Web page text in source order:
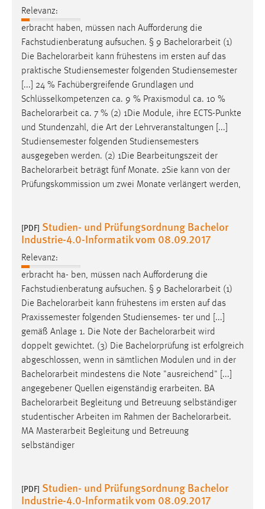
Relevanz:
erbracht haben, müssen nach Aufforderung die
Fachstudienberatung aufsuchen. § 9 Bachelorarbeit (1)
Die Bachelorarbeit kann frühestens im ersten auf das
praktische Studiensemester folgenden Studiensemester
[...] 24 % Fachübergreifende Grundlagen und
Schlüsselkompetenzen ca. 9 % Praxismodul ca. 10 %
Bachelorarbeit ca. 7 % (2) 1Die Module, ihre ECTS-Punkte
und Stundenzahl, die Art der Lehrveranstaltungen [...]
Studiensemester folgenden Studiensemesters
ausgegeben werden. (2) 1Die Bearbeitungszeit der
Bachelorarbeit beträgt fünf Monate. 2Sie kann von der
Prüfungskommission um zwei Monate verlängert werden,
[PDF] Studien- und Prüfungsordnung Bachelor
Industrie-4.0-Informatik vom 08.09.2017
Relevanz:
erbracht ha- ben, müssen nach Aufforderung die
Fachstudienberatung aufsuchen. § 9 Bachelorarbeit (1)
Die Bachelorarbeit kann frühestens im ersten auf das
Praxissemester folgenden Studiensemes- ter und [...]
gemäß Anlage 1. Die Note der Bachelorarbeit wird
doppelt gewichtet. (3) Die Bachelorprüfung ist erfolgreich
abgeschlossen, wenn in sämtlichen Modulen und in der
Bachelorarbeit mindestens die Note "ausreichend" [...]
angegebener Quellen eigenständig erarbeiten. BA
Bachelorarbeit Begleitung und Betreuung selbständiger
studentischer Arbeiten im Rahmen der Bachelorarbeit.
MA Masterarbeit Begleitung und Betreuung
selbständiger
[PDF] Studien- und Prüfungsordnung Bachelor
Industrie-4.0-Informatik vom 08.09.2017